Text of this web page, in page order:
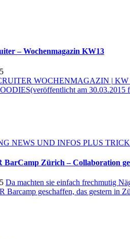
– Wochenmagazin KW13
WOCHENMAGAZIN |
am
NEWS UND INFOS PLUS
BarCamp Zürich – Collaboration
Da machten sie einfach frechmutig
Barcamp geschaffen, das gestern in